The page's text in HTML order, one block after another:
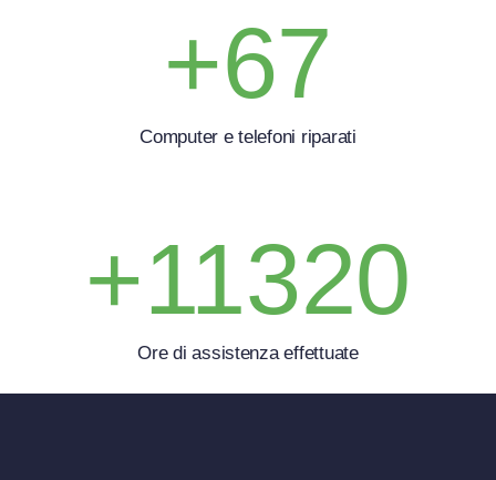
+67
Computer e telefoni riparati
+11320
Ore di assistenza effettuate